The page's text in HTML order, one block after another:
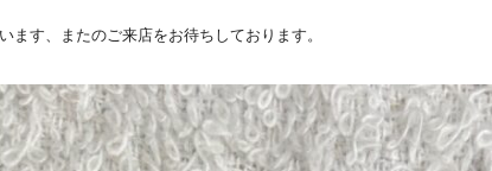
ます、またのご来店をお待ちしております。